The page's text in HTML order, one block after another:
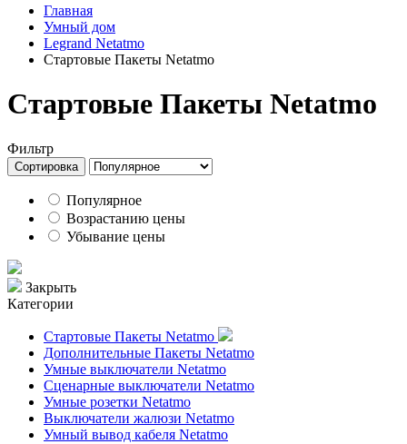
Главная
Умный дом
Legrand Netatmo
Стартовые Пакеты Netatmo
Стартовые Пакеты Netatmo
Фильтр
Сортировка
Популярное
Возрастанию цены
Убывание цены
Закрыть
Категории
Стартовые Пакеты Netatmo
Дополнительные Пакеты Netatmo
Умные выключатели Netatmo
Сценарные выключатели Netatmo
Умные розетки Netatmo
Выключатели жалюзи Netatmo
Умный вывод кабеля Netatmo